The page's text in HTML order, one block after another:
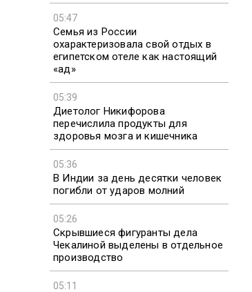
05:47
Семья из России
охарактеризовала свой отдых в
египетском отеле как настоящий
«ад»
05:39
Диетолог Никифорова
перечислила продукты для
здоровья мозга и кишечника
05:36
В Индии за день десятки человек
погибли от ударов молний
05:26
Скрывшиеся фигуранты дела
Чекалиной выделены в отдельное
производство
05:11